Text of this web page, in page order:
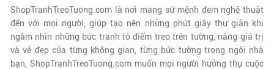
ShopTranhTreoTuong.com là nơi mang sứ mệnh đem nghệ thuật
đến với mọi người, giúp tạo nên những phút giây thư giãn khi
ngắm nhìn những bức tranh tô điểm treo trên tường, nâng giá trị
và vẻ đẹp của từng không gian, từng bức tường trong ngôi nhà
bạn, ShopTranhTreoTuong.commuốn mọi người hưởng thụ cuộc